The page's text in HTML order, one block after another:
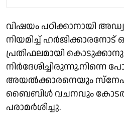
വിഷയം പഠിക്കാനായി
നിയമിച്ച്
പ്രതിഫലമായി
നിർദേശിച്ചിരുന്നു.നിന്നെ
അയൽക്കാരനെയും
ബൈബിൾ വചനവും
പരാമർശിച്ചു.